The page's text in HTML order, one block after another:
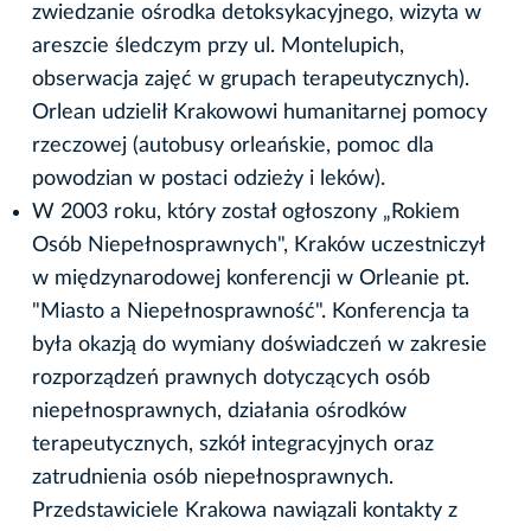
zwiedzanie ośrodka detoksykacyjnego, wizyta w
areszcie śledczym przy ul. Montelupich,
obserwacja zajęć w grupach terapeutycznych).
Orlean udzielił Krakowowi humanitarnej pomocy
rzeczowej (autobusy orleańskie, pomoc dla
powodzian w postaci odzieży i leków).
W 2003 roku, który został ogłoszony „Rokiem
Osób Niepełnosprawnych", Kraków uczestniczył
w międzynarodowej konferencji w Orleanie pt.
"Miasto a Niepełnosprawność". Konferencja ta
była okazją do wymiany doświadczeń w zakresie
rozporządzeń prawnych dotyczących osób
niepełnosprawnych, działania ośrodków
terapeutycznych, szkół integracyjnych oraz
zatrudnienia osób niepełnosprawnych.
Przedstawiciele Krakowa nawiązali kontakty z